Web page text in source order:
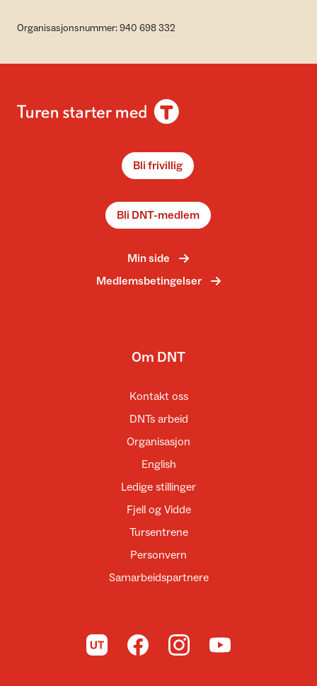
Organisasjonsnummer: 940 698 332
Bli frivillig
Bli DNT-medlem
Min side
Medlemsbetingelser
Om DNT
Kontakt oss
DNTs arbeid
Organisasjon
English
Ledige stillinger
Fjell og Vidde
Tursentrene
Personvern
Samarbeidspartnere
Til UT.no Til DNT på Facebook
Til DNT på Instagram
Til DNT på YouTube